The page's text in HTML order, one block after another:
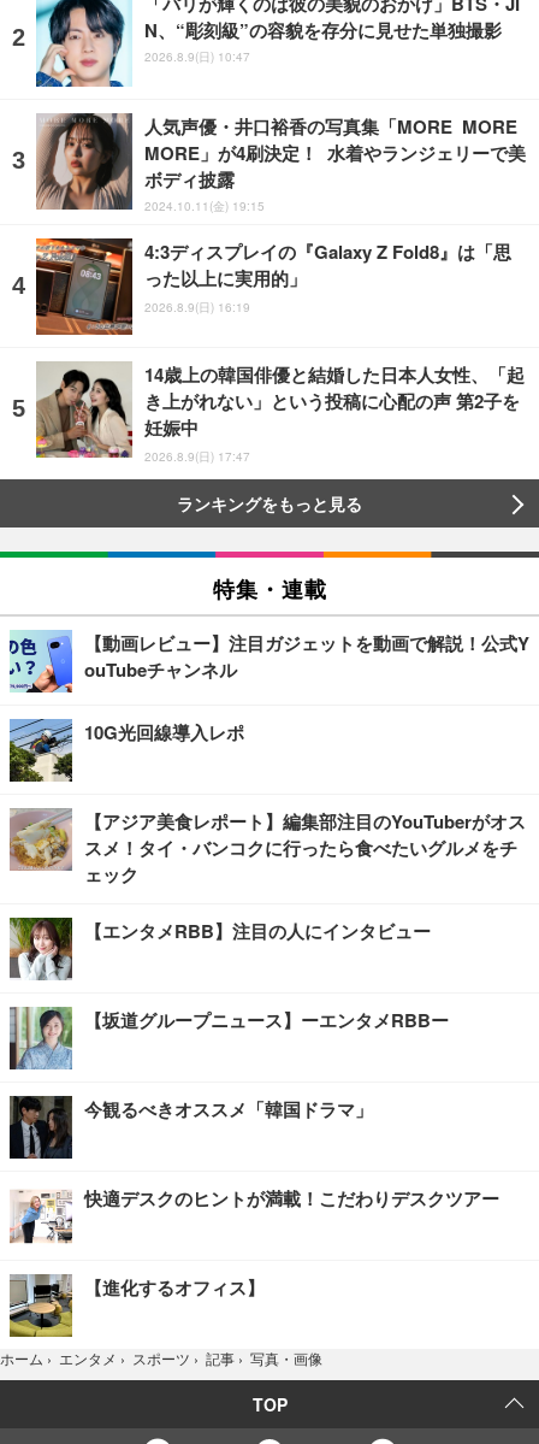
N、“彫刻級”の容貌を存分に見せた単独撮影
2026.8.9(日) 10:47
人気声優・井口裕香の写真集「MORE MORE
MORE」が4刷決定！ 水着やランジェリーで美
ボディ披露
2024.10.11(金) 19:15
4:3ディスプレイの『Galaxy Z Fold8』は「思
った以上に実用的」
2026.8.9(日) 16:19
14歳上の韓国俳優と結婚した日本人女性、「起
き上がれない」という投稿に心配の声 第2子を
妊娠中
2026.8.9(日) 17:47
ランキングをもっと見る
特集・連載
【動画レビュー】注目ガジェットを動画で解説！公式Y
ouTubeチャンネル
10G光回線導入レポ
【アジア美食レポート】編集部注目のYouTuberがオス
スメ！タイ・バンコクに行ったら食べたいグルメをチ
ェック
【エンタメRBB】注目の人にインタビュー
【坂道グループニュース】ーエンタメRBBー
今観るべきオススメ「韓国ドラマ」
快適デスクのヒントが満載！こだわりデスクツアー
【進化するオフィス】
ホーム › エンタメ › スポーツ › 記事 › 写真・画像
TOP